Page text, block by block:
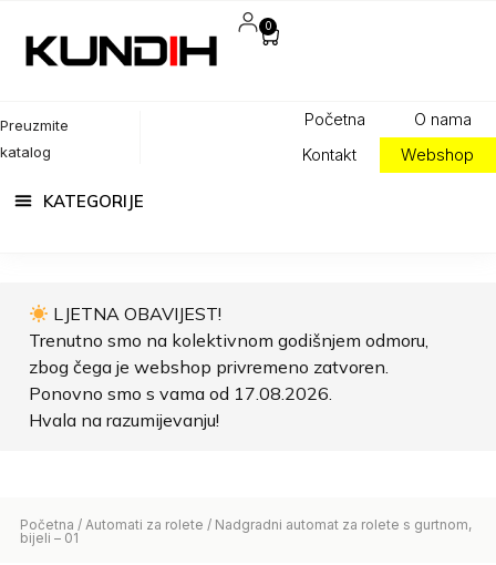
Početna
O nama
Kontakt
Webshop
Preuzmite
katalog
0
LJETNA OBAVIJEST!
Trenutno smo na kolektivnom godišnjem odmoru,
zbog čega je webshop privremeno zatvoren.
Ponovno smo s vama od 17.08.2026.
Hvala na razumijevanju!
Početna / Automati za rolete / Nadgradni automat za rolete s gurtnom,
bijeli – 01